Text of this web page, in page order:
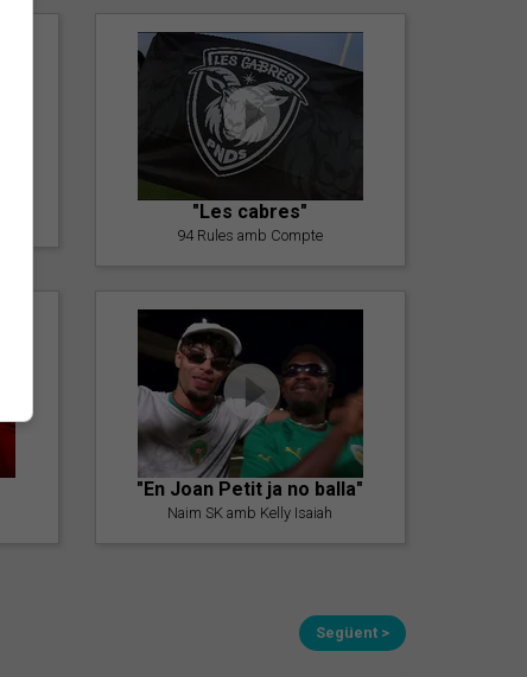
"Les cabres"
94 Rules amb Compte
"En Joan Petit ja no balla"
Naim SK amb Kelly Isaiah
Següent >